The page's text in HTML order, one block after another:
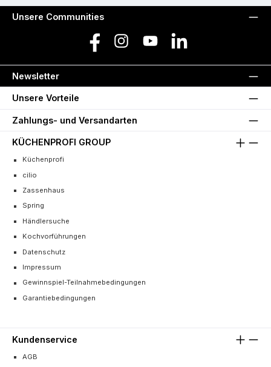
Unsere Communities
Facebook Instagram YouTube LinkedIn
Newsletter
Unsere Vorteile
Zahlungs- und Versandarten
KÜCHENPROFI GROUP
Küchenprofi
cilio
Zassenhaus
Spring
Händlersuche
Kochvorführungen
Datenschutz
Impressum
Gewinnspiel-Teilnahmebedingungen
Garantiebedingungen
Kundenservice
AGB